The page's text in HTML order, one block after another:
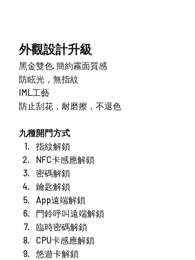
外觀設計升級
黑金雙色· 簡約霧面質感
防眩光，無指紋
IML工藝
防止刮花，耐磨擦，不退色
九種開門方式
指紋解鎖
NFC卡感應解鎖
密碼解鎖
鑰匙解鎖
App遠端解鎖
門鈴呼叫遠端解鎖
臨時密碼解鎖
CPU卡感應解鎖
悠遊卡解鎖